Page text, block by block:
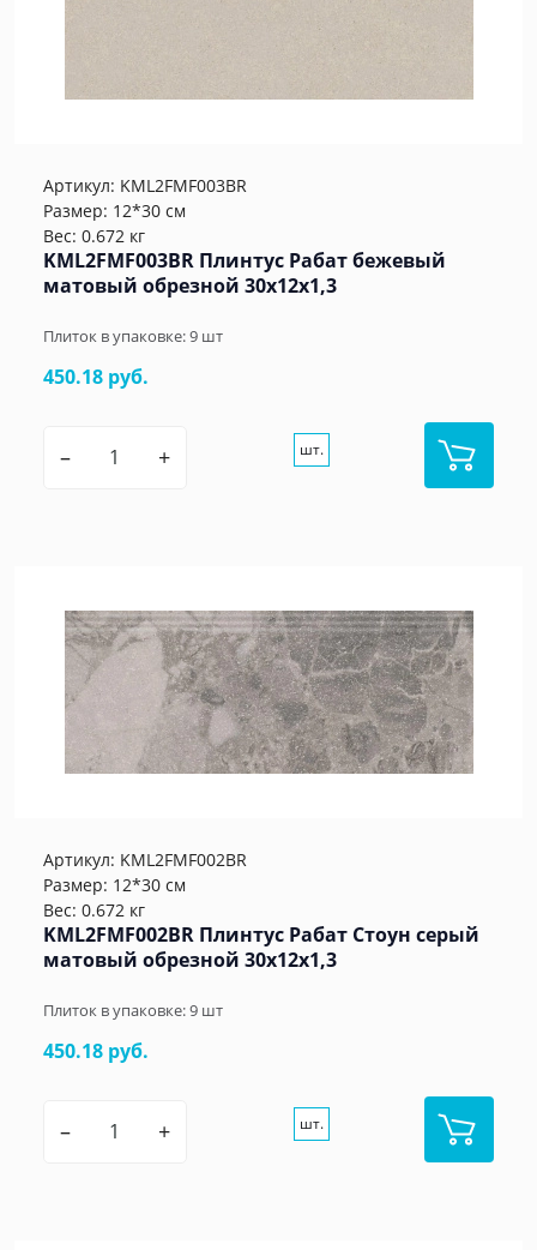
Артикул: KML2FMF003BR
Размер: 12*30 см
Вес: 0.672 кг
KML2FMF003BR Плинтус Рабат бежевый
матовый обрезной 30x12x1,3
Плиток в упаковке:9 шт
450.18 руб.
– + шт.
Артикул: KML2FMF002BR
Размер: 12*30 см
Вес: 0.672 кг
KML2FMF002BR Плинтус Рабат Стоун серый
матовый обрезной 30x12x1,3
Плиток в упаковке:9 шт
450.18 руб.
– + шт.